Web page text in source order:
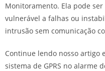
Monitoramento. Ela pode
vulnerável a falhas ou
intrusão sem comunicação
Continue lendo nosso artigo
sistema de GPRS no alarme